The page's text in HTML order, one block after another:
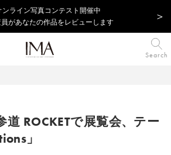
ンライン写真コンテスト開催中
があなたの作品をレビューします
Search
ROCKETで展覧会、 テー
」